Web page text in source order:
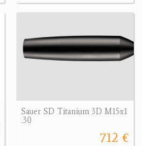
Sauer SD Titanium 3D M15x1
.30
712 €